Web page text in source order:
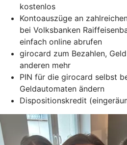
kostenlos
Kontoauszüge an
bei Volksbanken
einfach online abrufen
girocard zum Bezahlen,
anderen mehr
PIN für die girocard selbst
Geldautomaten ändern
Dispositionskredit